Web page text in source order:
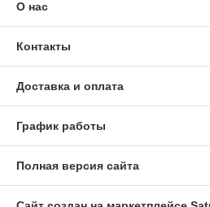
О нас
Контакты
Доставка и оплата
График работы
Полная версия сайта